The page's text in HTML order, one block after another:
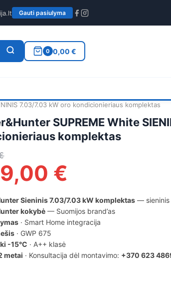
Gauti pasiulyma
0 0,00 €
7.03/7.03 kW oro kondicionieriaus komplektas
SUPREME White
komplektas
€
Sieninis 7.03/7.03 kW komplektas — sieninis
kokybė — Suomijos brand’as
· Smart Home integracija
· GWP 675
-15°C · A++ klasė
metai · Konsultacija dėl montavimo: +370 623